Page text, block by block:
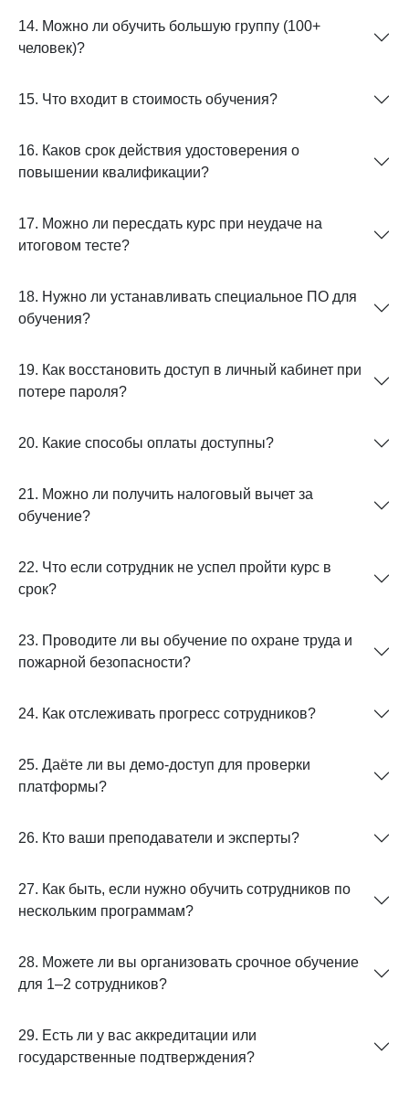
14. Можно ли обучить большую группу (100+
человек)?
15. Что входит в стоимость обучения?
16. Каков срок действия удостоверения о
повышении квалификации?
17. Можно ли пересдать курс при неудаче на
итоговом тесте?
18. Нужно ли устанавливать специальное ПО для
обучения?
19. Как восстановить доступ в личный кабинет при
потере пароля?
20. Какие способы оплаты доступны?
21. Можно ли получить налоговый вычет за
обучение?
22. Что если сотрудник не успел пройти курс в
срок?
23. Проводите ли вы обучение по охране труда и
пожарной безопасности?
24. Как отслеживать прогресс сотрудников?
25. Даёте ли вы демо-доступ для проверки
платформы?
26. Кто ваши преподаватели и эксперты?
27. Как быть, если нужно обучить сотрудников по
нескольким программам?
28. Можете ли вы организовать срочное обучение
для 1–2 сотрудников?
29. Есть ли у вас аккредитации или
государственные подтверждения?